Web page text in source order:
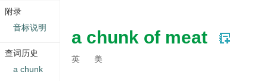
a chunk of meat
英 美
附录
音标说明
查词历史
a chunk